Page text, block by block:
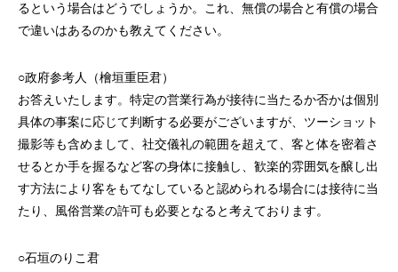
るという場合はどうでしょうか。これ、無償の場合と有償の場合
で違いはあるのかも教えてください。
○政府参考人（檜垣重臣君）
お答えいたします。特定の営業行為が接待に当たるか否かは個別
具体の事案に応じて判断する必要がございますが、ツーショット
撮影等も含めまして、社交儀礼の範囲を超えて、客と体を密着さ
せるとか手を握るなど客の身体に接触し、歓楽的雰囲気を醸し出
す方法により客をもてなしていると認められる場合には接待に当
たり、風俗営業の許可も必要となると考えております。
○石垣のりこ君